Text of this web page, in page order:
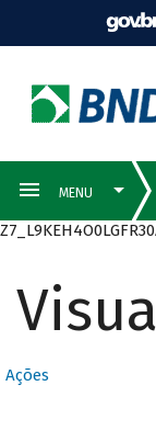
Ações